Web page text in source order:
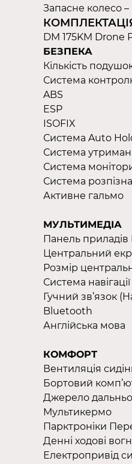
Запасне колесо –
DM 175KM Drone
БЕЗПЕКА
Кількість
Система
ABS
ESP
ISOFIX
Система Auto
Система
Система
Система
Активне гальмо
МУЛЬТИМЕДІА
Панель
Центральний
Розмір
Система навігації
Гучний зв’язок
Bluetooth
Англійська мова
КОМФОРТ
Вентиляція
Бортовий
Джерело
Мультикермо
Парктроніки
Денні ходові
Електропривід